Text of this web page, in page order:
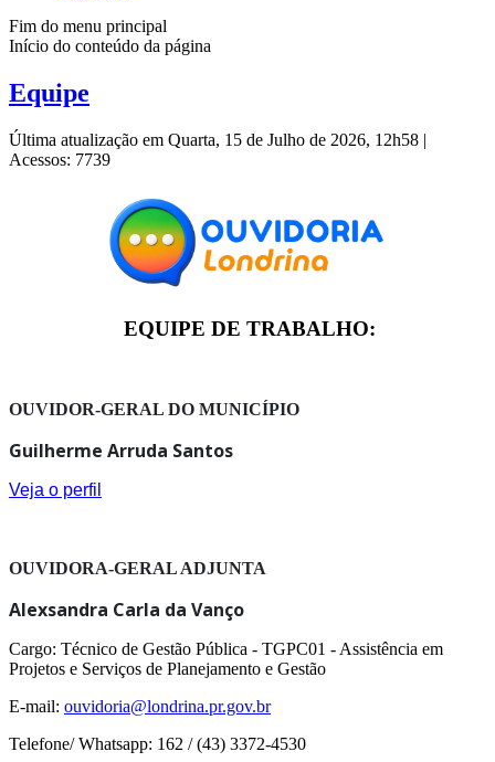
Fim do menu principal
Início do conteúdo da página
Equipe
Última atualização em Quarta, 15 de Julho de 2026, 12h58 |
Acessos: 7739
EQUIPE DE TRABALHO:
OUVIDOR-GERAL DO MUNICÍPIO
Guilherme Arruda Santos
Veja o perfil
OUVIDORA-GERAL ADJUNTA
Alexsandra Carla da Vanço
Cargo: Técnico de Gestão Pública - TGPC01 - Assistência em
Projetos e Serviços de Planejamento e Gestão
E-mail: ouvidoria@londrina.pr.gov.br
Telefone/ Whatsapp: 162 / (43) 3372-4530